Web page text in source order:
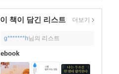
이 책이 담긴 리스트 더보기
g*******h님의 리스트
ebook